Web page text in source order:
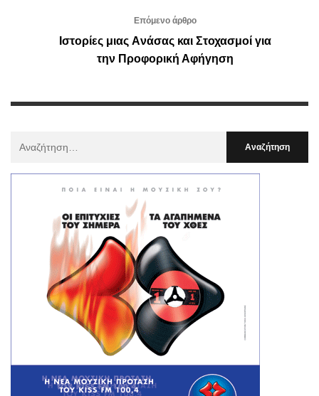
Επόμενο άρθρο
Ιστορίες μιας Aνάσας και Στοχασμοί για
την Προφορική Αφήγηση
: